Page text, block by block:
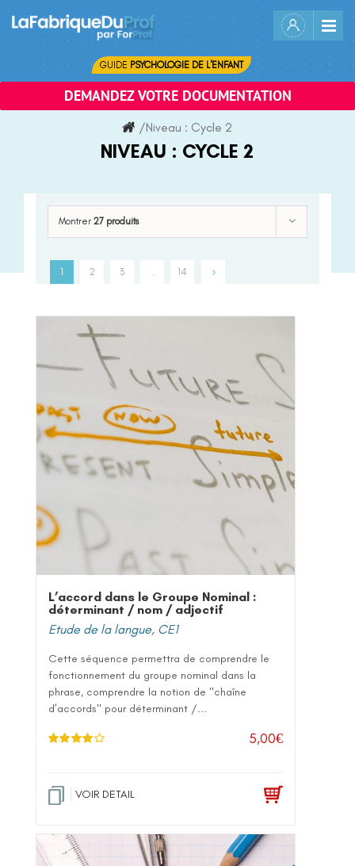
content
GUIDE PSYCHOLOGIE DE L'ENFANT
DEMANDEZ VOTRE DOCUMENTATION
/Niveau : Cycle 2
NIVEAU : CYCLE 2
Montrer 27 produits
1 2 3 14
L’accord dans le Groupe Nominal :
déterminant / nom / adjectif
Etude de la langue, CE1
Cette séquence permettra de comprendre le
fonctionnement du groupe nominal dans la
phrase, comprendre la notion de "chaîne
d’accords" pour déterminant /...
5,00€
VOIR DETAIL